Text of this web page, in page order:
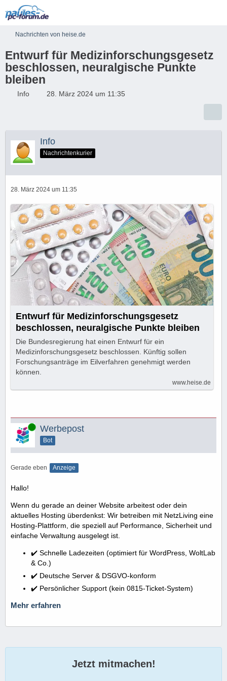
Nachrichten von heise.de
Entwurf für Medizinforschungsgesetz
beschlossen, neuralgische Punkte
bleiben
Info 28. März 2024 um 11:35
Info
Nachrichtenkurier
28. März 2024 um 11:35
Entwurf für Medizinforschungsgesetz
beschlossen, neuralgische Punkte bleiben
Die Bundesregierung hat einen Entwurf für ein
Medizinforschungsgesetz beschlossen. Künftig sollen
Forschungsanträge im Eilverfahren genehmigt werden
können.
www.heise.de
Online Werbepost
Bot
Gerade eben Anzeige
Hallo!
Wenn du gerade an deiner Website arbeitest oder dein
aktuelles Hosting überdenkst: Wir betreiben mit NetzLiving eine
Hosting-Plattform, die speziell auf Performance, Sicherheit und
einfache Verwaltung ausgelegt ist.
✔️ Schnelle Ladezeiten (optimiert für WordPress, WoltLab
& Co.)
✔️ Deutsche Server & DSGVO-konform
✔️ Persönlicher Support (kein 0815-Ticket-System)
Mehr erfahren
Jetzt mitmachen!